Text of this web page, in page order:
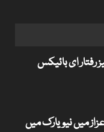
رفتار ای بائیکس
میں نیویارک میں